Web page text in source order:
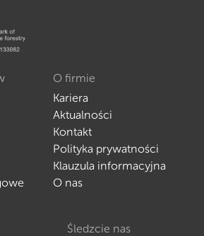
O firmie
Kariera
Aktualności
Kontakt
Polityka prywatności
Klauzula informacyjna
O nas
Śledzcie nas